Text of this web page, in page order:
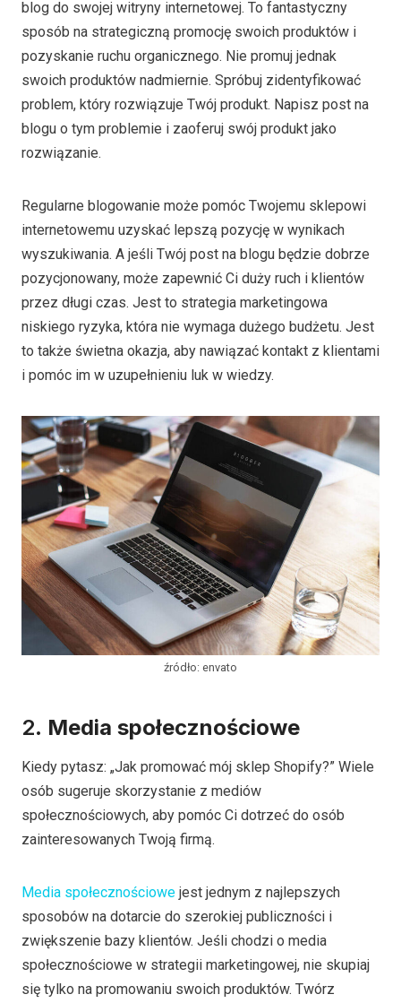
blog do swojej witryny internetowej. To fantastyczny
sposób na strategiczną promocję swoich produktów i
pozyskanie ruchu organicznego. Nie promuj jednak
swoich produktów nadmiernie. Spróbuj zidentyfikować
problem, który rozwiązuje Twój produkt. Napisz post na
blogu o tym problemie i zaoferuj swój produkt jako
rozwiązanie.
Regularne blogowanie może pomóc Twojemu sklepowi
internetowemu uzyskać lepszą pozycję w wynikach
wyszukiwania. A jeśli Twój post na blogu będzie dobrze
pozycjonowany, może zapewnić Ci duży ruch i klientów
przez długi czas. Jest to strategia marketingowa
niskiego ryzyka, która nie wymaga dużego budżetu. Jest
to także świetna okazja, aby nawiązać kontakt z klientami
i pomóc im w uzupełnieniu luk w wiedzy.
źródło: envato
2. Media społecznościowe
Kiedy pytasz: „Jak promować mój sklep Shopify?” Wiele
osób sugeruje skorzystanie z mediów
społecznościowych, aby pomóc Ci dotrzeć do osób
zainteresowanych Twoją firmą.
Media społecznościowe jest jednym z najlepszych
sposobów na dotarcie do szerokiej publiczności i
zwiększenie bazy klientów. Jeśli chodzi o media
społecznościowe w strategii marketingowej, nie skupiaj
się tylko na promowaniu swoich produktów. Twórz